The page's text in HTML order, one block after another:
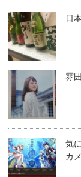
日
雰
気
カ